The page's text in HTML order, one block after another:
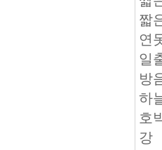
짧
연
일
방
하
호
강